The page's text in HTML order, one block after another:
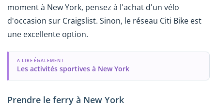
moment à New York, pensez à l'achat d'un vélo
d'occasion sur Craigslist. Sinon, le réseau Citi Bike est
une excellente option.
A LIRE ÉGALEMENT
Les activités sportives à New York
Prendre le ferry à New York